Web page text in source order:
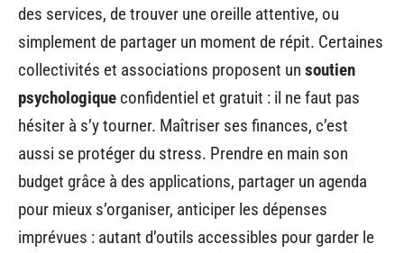
des services, de trouver une oreille attentive, ou
simplement de partager un moment de répit. Certaines
collectivités et associations proposent un soutien
psychologique confidentiel et gratuit : il ne faut pas
hésiter à s’y tourner. Maîtriser ses finances, c’est
aussi se protéger du stress. Prendre en main son
budget grâce à des applications, partager un agenda
pour mieux s’organiser, anticiper les dépenses
imprévues : autant d’outils accessibles pour garder le